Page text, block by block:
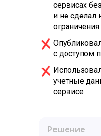
Решение
сервисах
и не сделал
ограничения
с доступом
учетные
сервисе